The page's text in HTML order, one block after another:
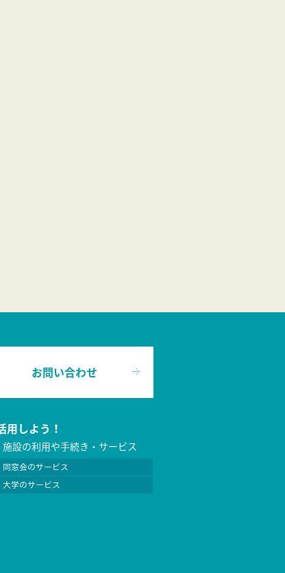
お問い合わせ
用しよう！
施設の利用や手続き・サービス
同窓会のサービス
大学のサービス